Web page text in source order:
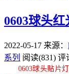
0603球头
2022-05-17 来源：
系列 阅读(831) 评
0603球头贴片